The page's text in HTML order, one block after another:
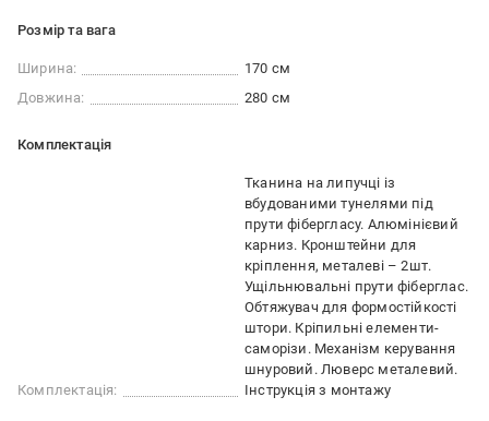
Розмір та вага
Ширина:
170 см
Довжина:
280 см
Комплектація
Комплектація:
Тканина на липучці із
вбудованими тунелями під
прути фібергласу. Алюмінієвий
карниз. Кронштейни для
кріплення, металеві – 2шт.
Ущільнювальні прути фіберглас.
Обтяжувач для формостійкості
штори. Кріпильні елементи-
саморізи. Механізм керування
шнуровий. Люверс металевий.
Інструкція з монтажу